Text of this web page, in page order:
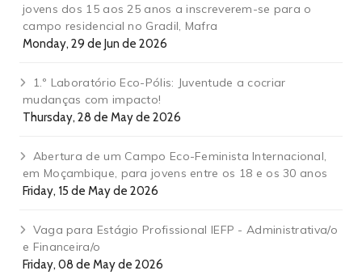
jovens dos 15 aos 25 anos a inscreverem-se para o
campo residencial no Gradil, Mafra
Monday, 29 de Jun de 2026
1.º Laboratório Eco-Pólis: Juventude a cocriar
mudanças com impacto!
Thursday, 28 de May de 2026
Abertura de um Campo Eco-Feminista Internacional,
em Moçambique, para jovens entre os 18 e os 30 anos
Friday, 15 de May de 2026
Vaga para Estágio Profissional IEFP - Administrativa/o
e Financeira/o
Friday, 08 de May de 2026